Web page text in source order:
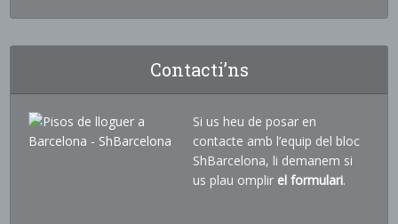
Contacti’ns
Si us heu de posar en
contacte amb l’equip del bloc
ShBarcelona, li demanem si
us plau omplir el formulari.